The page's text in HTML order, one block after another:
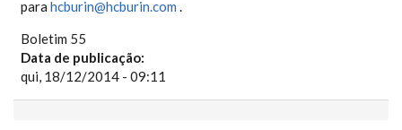
para hcburin@hcburin.com .
Boletim 55
Data de publicação:
qui, 18/12/2014 - 09:11